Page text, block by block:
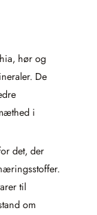
hør og
De
i
det, der
til
om